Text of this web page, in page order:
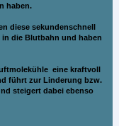
haben.
diese sekundenschnell
in die Blutbahn und haben
eine kraftvoll
führt zur Linderung bzw.
steigert dabei ebenso